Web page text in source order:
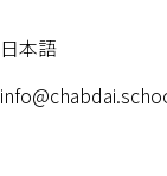
日本語